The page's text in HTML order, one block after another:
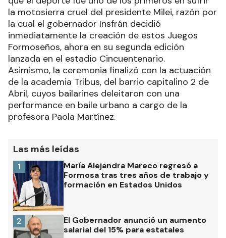
la motosierra cruel del presidente Milei, razón por
la cual el gobernador Insfrán decidió
inmediatamente la creación de estos Juegos
Formoseños, ahora en su segunda edición
lanzada en el estadio Cincuentenario.
Asimismo, la ceremonia finalizó con la actuación
de la academia Tribus, del barrio capitalino 2 de
Abril, cuyos bailarines deleitaron con una
performance en baile urbano a cargo de la
profesora Paola Martínez.
Las más leídas
María Alejandra Mareco regresó a
Formosa tras tres años de trabajo y
formación en Estados Unidos
1
El Gobernador anunció un aumento
salarial del 15% para estatales
2